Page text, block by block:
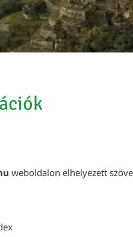
weboldalon elhelyezett